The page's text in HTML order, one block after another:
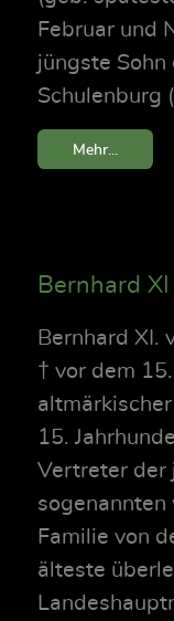
Februar und
jüngste
Schulenburg
Mehr...
Bernhard
Bernhard XI.
† vor dem
15.
Vertreter der
Familie von
älteste